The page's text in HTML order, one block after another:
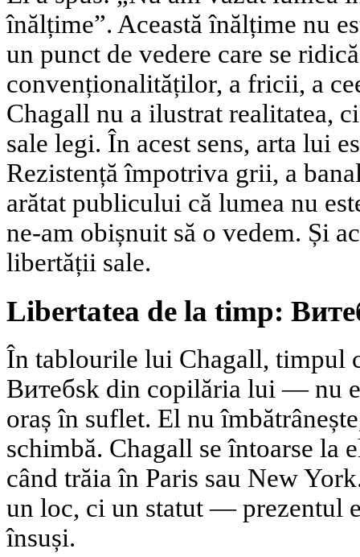
înălțime”. Această înălțime nu
un punct de vedere care se
convenționalităților, a fricii, a
Chagall nu a ilustrat realitatea,
sale legi. În acest sens, arta lui
Rezistență împotriva grii, a
arătat publicului că lumea nu
ne-am obișnuit să o vedem. Și
libertății sale.
Libertatea de la timp:
În tablourile lui Chagall, timpul
Витебsk din copilăria lui — nu
oraș în suflet. El nu
schimbă. Chagall se întoarse la
când trăia în Paris sau New
un loc, ci un statut — prezentul
însuși.